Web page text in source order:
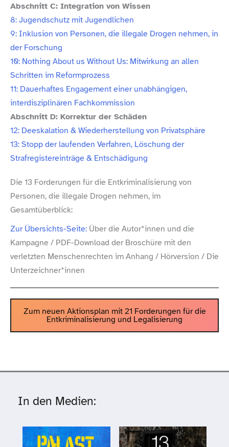
Abschnitt C: Integration von Wissen
8: Jugendschutz mit Jugendlichen
9: Inklusion von Personen, die illegale Drogen nehmen, in
der Forschung
10: Nothing About us Without Us: Mitwirkung an allen
Schritten im Reformprozess
11: Dauerhaftes Engagement einer unabhängigen,
interdisziplinären Fachkommission
Abschnitt D: Korrektur der Schäden
12: Deeskalation & Wiederherstellung von Privatsphäre
13: Stopp der laufenden Verfahren, Löschung der
Strafregistereinträge & Entschädigung
Die 13 Forderungen für die Entkriminalisierung von
Personen, die illegale Drogen nehmen, im
Gesamtüberblick:
Zur Übersichts-​Seite: Über die Autor*innen und die
Kampagne /​ PDF-​Download der Broschüre mit den
verletzten Menschenrechten im Anhang /​ Hörversion /​ Die
Unterzeichner*innen
Zum neuen Aktionsplan mit 21 Forderungen für die
Entkriminalisierung und Legalisierung
In den Medien: